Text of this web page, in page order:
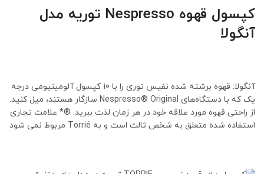
کپسول قهوه Nespresso توریه مدل
آنگولا
آنگولا: قهوه برشته شده نفیس توری را با 10 کپسول آلومینیومی درجه
یک که با دستگاه‌های Nespresso® Original سازگار هستند، میل کنید.
از راحتی قهوه مورد علاقه خود در هر زمان لذت ببرید. ®* علامت تجاری
استفاده شده متعلق به شخص ثالث است و به Torrié مربوط نمی شود